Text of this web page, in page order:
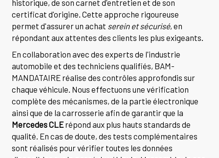
historique, de son carnet d'entretien et de son
certificat d'origine. Cette approche rigoureuse
permet d'assurer un achat serein et sécurisé, en
répondant aux attentes des clients les plus exigeants.
En collaboration avec des experts de l'industrie
automobile et des techniciens qualifiés, BAM-
MANDATAIRE réalise des contrôles approfondis sur
chaque véhicule. Nous effectuons une vérification
complète des mécanismes, de la partie électronique
ainsi que de la carrosserie afin de garantir que la
Mercedes CLErépond aux plus hauts standards de
qualité. En cas de doute, des tests complémentaires
sont réalisés pour vérifier toutes les données